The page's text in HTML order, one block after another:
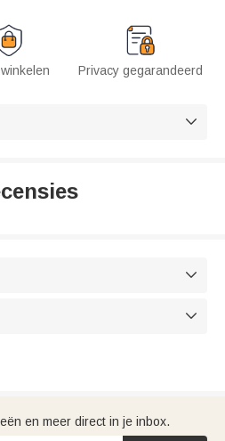
Privacy gegarandeerd



en meer direct in je inbox.